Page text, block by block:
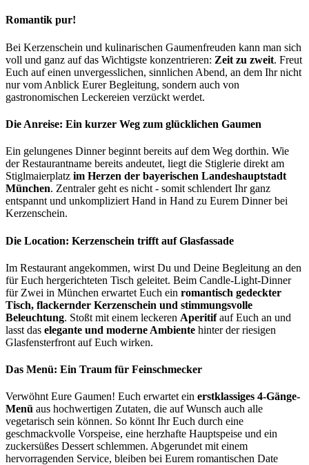
Romantik pur!
Bei Kerzenschein und kulinarischen Gaumenfreuden kann man sich
voll und ganz auf das Wichtigste konzentrieren: Zeit zu zweit. Freut
Euch auf einen unvergesslichen, sinnlichen Abend, an dem Ihr nicht
nur vom Anblick Eurer Begleitung, sondern auch von
gastronomischen Leckereien verzückt werdet.
Die Anreise: Ein kurzer Weg zum glücklichen Gaumen
Ein gelungenes Dinner beginnt bereits auf dem Weg dorthin. Wie
der Restaurantname bereits andeutet, liegt die Stiglerie direkt am
Stiglmaierplatz im Herzen der bayerischen Landeshauptstadt
München. Zentraler geht es nicht - somit schlendert Ihr ganz
entspannt und unkompliziert Hand in Hand zu Eurem Dinner bei
Kerzenschein.
Die Location: Kerzenschein trifft auf Glasfassade
Im Restaurant angekommen, wirst Du und Deine Begleitung an den
für Euch hergerichteten Tisch geleitet. Beim Candle-Light-Dinner
für Zwei in München erwartet Euch ein romantisch gedeckter
Tisch, flackernder Kerzenschein und stimmungsvolle
Beleuchtung. Stoßt mit einem leckeren Aperitifauf Euch an und
lasst das elegante und moderne Ambiente hinter der riesigen
Glasfensterfront auf Euch wirken.
Das Menü: Ein Traum für Feinschmecker
Verwöhnt Eure Gaumen! Euch erwartet ein erstklassiges 4-Gänge-
Menü aus hochwertigen Zutaten, die auf Wunsch auch alle
vegetarisch sein können. So könnt Ihr Euch durch eine
geschmackvolle Vorspeise, eine herzhafte Hauptspeise und ein
zuckersüßes Dessert schlemmen. Abgerundet mit einem
hervorragenden Service, bleiben bei Eurem romantischen Date